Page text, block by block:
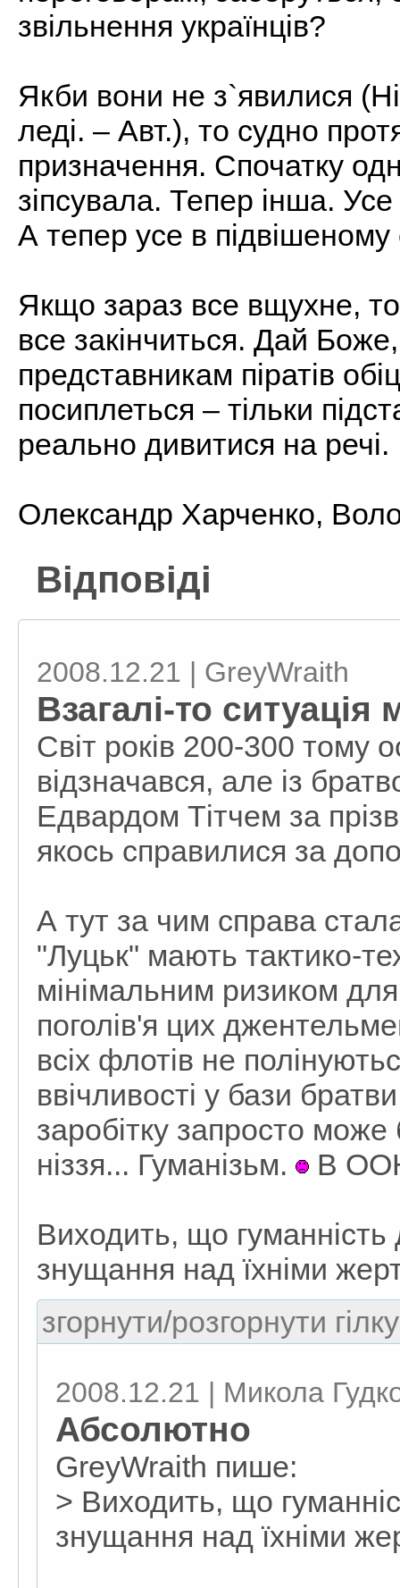
звільнення українців?
Якби вони не з`явилися
леді. – Авт.), то судно
призначення. Спочатку
зіпсувала. Тепер інша.
А тепер усе в підвішеному
Якщо зараз все вщухне,
все закінчиться. Дай
представникам піратів
посиплеться – тільки
реально дивитися на речі.
Олександр Харченко,
Відповіді
2008.12.21 | GreyWraith
Взагалі-то
Світ років 200-300 тому
відзначався, але із
Едвардом Тітчем за
якось справилися за
А тут за чим справа
"Луцьк" мають тактико-
мінімальним ризиком
поголів'я цих
всіх флотів не
ввічливості у бази
заробітку запросто
ніззя... Гуманізьм.
В
Виходить, що гуманність
знущання над їхніми
згорнути/розгорнути
2008.12.21 | Микола
Абсолютно
GreyWraith пише:
> Виходить, що
знущання над їхніми